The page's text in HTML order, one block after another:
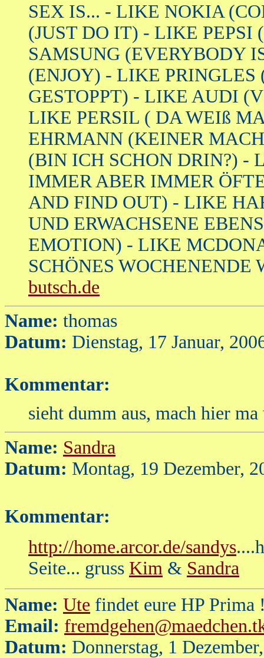
SEX IS... - LIKE NOKIA
(JUST DO IT) - LIKE PEPSI
SAMSUNG (EVERYBODY
(ENJOY) - LIKE PRINGLES
GESTOPPT) - LIKE AUDI
LIKE PERSIL ( DA WEIß
EHRMANN (KEINER
(BIN ICH SCHON DRIN?) -
IMMER ABER IMMER
AND FIND OUT) - LIKE
UND ERWACHSENE
EMOTION) - LIKE
SCHÖNES
butsch.de
Name: thomas
Datum: Dienstag, 17 Januar,
Kommentar:
sieht dumm aus, mach hier ma
Name: Sandra
Datum: Montag, 19 Dezember,
Kommentar:
http://home.arcor.de/sandys
Seite... gruss Kim & Sandra
Name: Ute findet eure HP Prima
Email:
Datum: Donnerstag, 1